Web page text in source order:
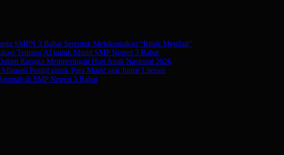
SMPN 3 Babat Serentak Melaksanakan “Resik Megilan”
Tentang AI untuk Murid SMP Negeri 3 Babat
Rangka Memperingati Hari Anak Nasional 2026
Positif untuk Para Murid saat Jumat Literasi
di SMP Negeri 3 Babat